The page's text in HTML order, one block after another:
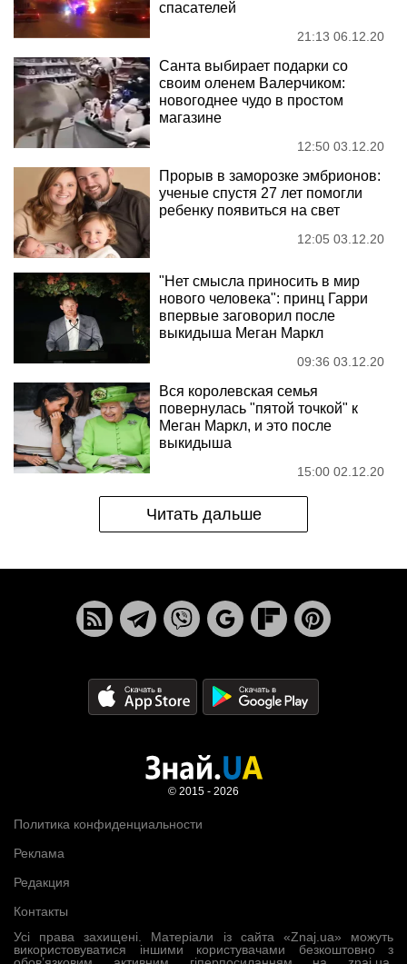
спасателей
21:13 06.12.20
Санта выбирает подарки со
своим оленем Валерчиком:
новогоднее чудо в простом
магазине
12:50 03.12.20
Прорыв в заморозке эмбрионов:
ученые спустя 27 лет помогли
ребенку появиться на свет
12:05 03.12.20
"Нет смысла приносить в мир
нового человека": принц Гарри
впервые заговорил после
выкидыша Меган Маркл
09:36 03.12.20
Вся королевская семья
повернулась "пятой точкой" к
Меган Маркл, и это после
выкидыша
15:00 02.12.20
Читать дальше
Усі права захищені. Матеріали із сайта «Znaj.ua» можуть
використовуватися іншими користувачами безкоштовно з
Политика конфиденциальности
Реклама
Редакция
Контакты
© 2015 - 2026